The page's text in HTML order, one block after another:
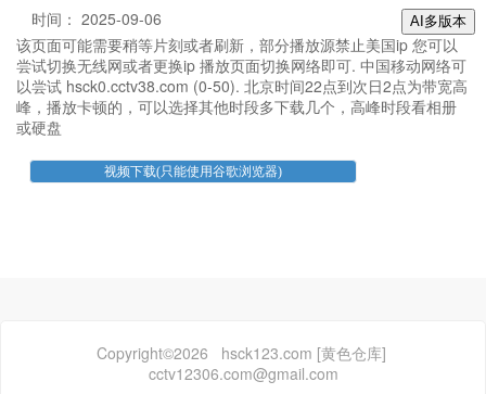
AI多版本
时间： 2025-09-06
该页面可能需要稍等片刻或者刷新，部分播放源禁止美国ip 您可以
尝试切换无线网或者更换ip 播放页面切换网络即可. 中国移动网络可
以尝试 hsck0.cctv38.com (0-50). 北京时间22点到次日2点为带宽高
峰，播放卡顿的，可以选择其他时段多下载几个，高峰时段看相册
或硬盘
Copyright©2026 hsck123.com [黄色仓库]
cctv12306.com@gmail.com